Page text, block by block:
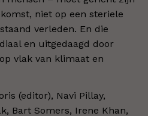
niet op een steriele
verleden. En die
en uitgedaagd door
vlak van klimaat en
(editor), Navi Pillay,
Bart Somers, Irene Khan,